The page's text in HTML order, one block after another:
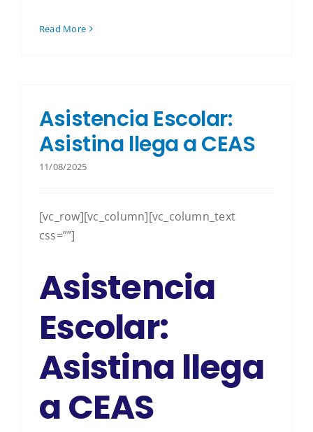
Read More
Asistencia Escolar:
Asistina llega a CEAS
11/08/2025
[vc_row][vc_column][vc_column_text
css=””]
Asistencia
Escolar:
Asistina llega
a CEAS